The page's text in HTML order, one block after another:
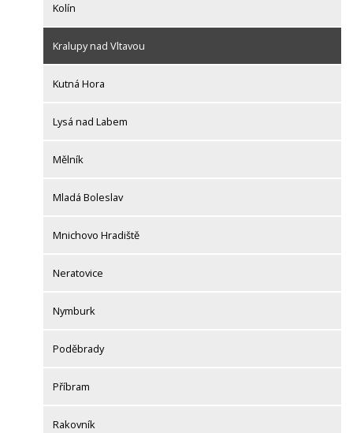
Kolín
Kralupy nad Vltavou
Kutná Hora
Lysá nad Labem
Mělník
Mladá Boleslav
Mnichovo Hradiště
Neratovice
Nymburk
Poděbrady
Příbram
Rakovník